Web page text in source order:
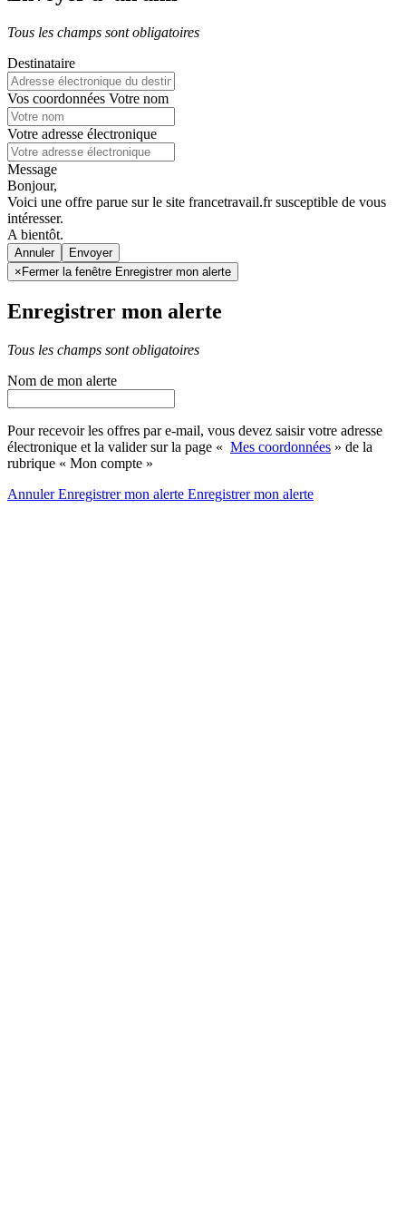
Tous les champs sont obligatoires
Destinataire
Vos coordonnées Votre nom
Votre adresse électronique
Message
Bonjour,
Voici une offre parue sur le site francetravail.fr susceptible de vous
intéresser.
A bientôt.
Annuler
× Fermer la fenêtre Enregistrer mon alerte
Enregistrer mon alerte
Tous les champs sont obligatoires
Nom de mon alerte
Pour recevoir les offres par e-mail, vous devez saisir votre adresse
électronique et la valider sur la page « Mes coordonnées » de la
rubrique « Mon compte »
AnnulerEnregistrer mon alerte Enregistrermon alerte